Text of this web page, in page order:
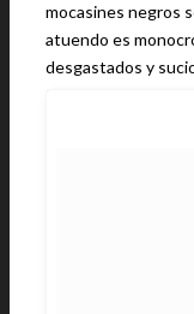
mocasines negros
atuendo es
desgastados y